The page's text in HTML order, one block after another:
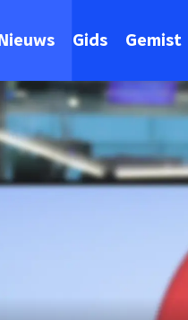
Nieuws Gids Gemist